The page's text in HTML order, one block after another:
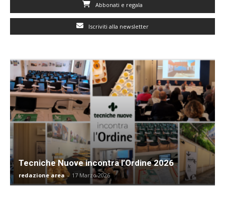
Abbonati e regala
Iscriviti alla newsletter
Tecniche Nuove incontra l’Ordine 2026
redazione area - 17 Marzo 2026